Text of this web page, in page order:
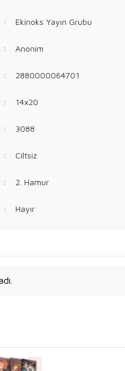
: Ekinoks Yayın Grubu
: Anonim
: 2880000064701
: 14x20
: 3088
: Ciltsiz
: 2. Hamur
: Hayır